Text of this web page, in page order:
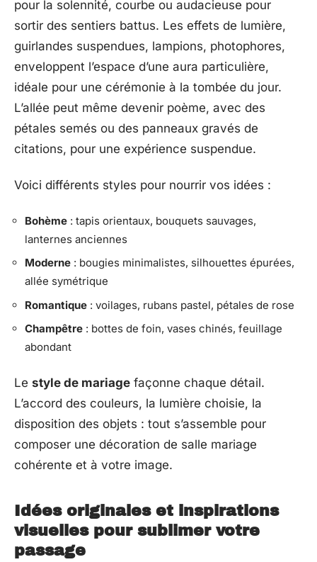
pour la solennité, courbe ou audacieuse pour
sortir des sentiers battus. Les effets de lumière,
guirlandes suspendues, lampions, photophores,
enveloppent l’espace d’une aura particulière,
idéale pour une cérémonie à la tombée du jour.
L’allée peut même devenir poème, avec des
pétales semés ou des panneaux gravés de
citations, pour une expérience suspendue.
Voici différents styles pour nourrir vos idées :
Bohème : tapis orientaux, bouquets sauvages,
lanternes anciennes
Moderne : bougies minimalistes, silhouettes épurées,
allée symétrique
Romantique : voilages, rubans pastel, pétales de rose
Champêtre : bottes de foin, vases chinés, feuillage
abondant
Le style de mariage façonne chaque détail.
L’accord des couleurs, la lumière choisie, la
disposition des objets : tout s’assemble pour
composer une décoration de salle mariage
cohérente et à votre image.
Idées originales et inspirations
visuelles pour sublimer votre
passage